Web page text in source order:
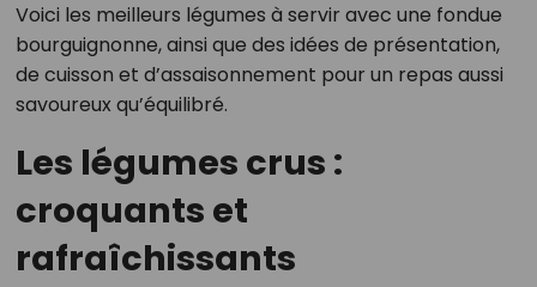
Voici les meilleurs légumes à servir avec une fondue
bourguignonne, ainsi que des idées de présentation,
de cuisson et d’assaisonnement pour un repas aussi
savoureux qu’équilibré.
Les légumes crus :
croquants et
rafraîchissants